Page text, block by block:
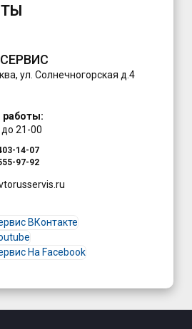
, ул. Солнечногорская д.4
21-00
14-07
97-92